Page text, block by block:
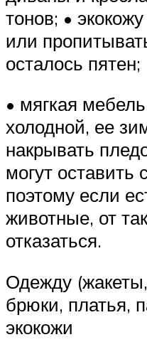
тонов; •
или
осталось пятен;
• мягкая
холодной, ее
накрывать
могут оставить
поэтому если
животные, от
отказаться.
Одежду
брюки, платья,
экокожи